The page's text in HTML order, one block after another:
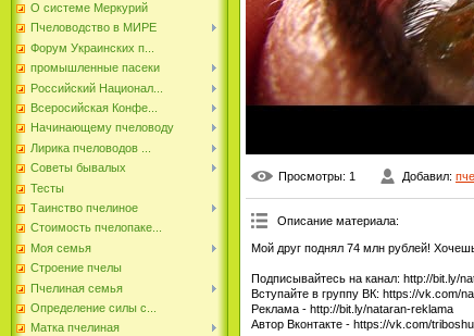
О системе Меркурий
Пчеловодство в МИРЕ
Форум Украинских п...
промышленные пасеки
Российский Национал...
Всеросийская Конфе...
Начинающему пчеловоду
Лирика пчеловодов ...
Советы бывалых
Тесты
Таинство пчелиное
Стоимость пчелопаке...
Моя семья
Строение пчелы
Пчелиная семья
Определение силы с...
Матка пчелиная
Просмотры: 1 Добавил:
Описание материала:
Мой друг поднял 74 млн рублей!
Подписывайтесь на канал: http://bit.ly/
Вступайте в группу ВК: https://vk.com/
Реклама - http://bit.ly/nataran-reklama
Автор Вконтакте - https://vk.com/